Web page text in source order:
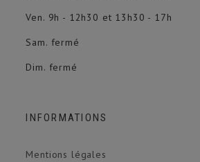
Ven. 9h - 12h30 et 13h30 - 17h
Sam. fermé
Dim. fermé
INFORMATIONS
Mentions légales